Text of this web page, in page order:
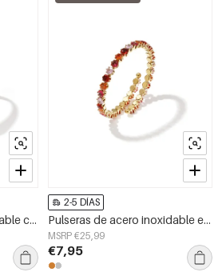
Pulseras de acero inoxidable con forma irregular, estilo sencillo para uso diario, serie Simple. Joyería para mujer.
2-5 DÍAS
Pulseras de acero inoxidable estilo brazalete, sencillas para el día a día, de la serie Simple. Joyería para mujer.
MSRP €25,99
€7,95